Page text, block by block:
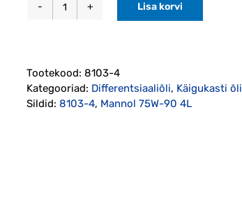
Mannol
(8103)
kogus
Lisa korvi
Tootekood: 8103-4
Kategooriad: Differentsiaaliõli, Käigukasti õli
Sildid: 8103-4, Mannol 75W-90 4L